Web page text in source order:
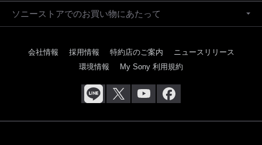
ソニーストアでのお買い物にあたって
会社情報 採用情報 特約店のご案内
ニュースリリース
環境情報
My Sony 利用規約